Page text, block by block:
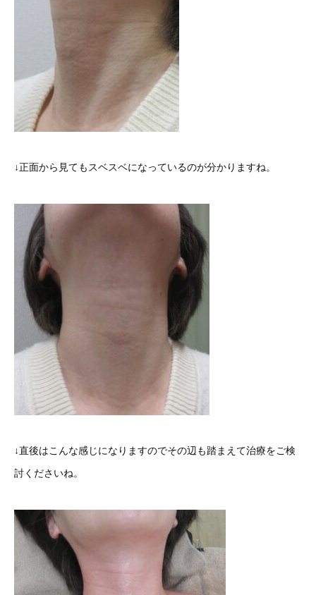
↓正面から見てもスベスベになっているのが分かりますね。
↓直後はこんな感じになりますのでその辺も踏まえて治療をご検
討くださいね。